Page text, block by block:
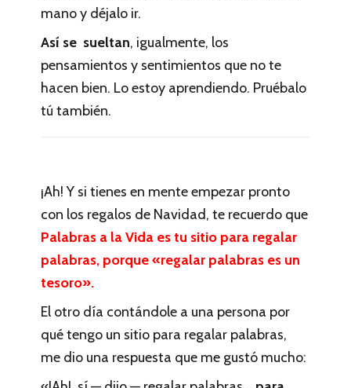
mano y déjalo ir.
Así se sueltan, igualmente, los
pensamientos y sentimientos que no te
hacen bien. Lo estoy aprendiendo. Pruébalo
tú también.
¡Ah! Y si tienes en mente empezar pronto
con los regalos de Navidad, te recuerdo que
Palabras a la Vida es tu sitio para regalar
palabras, porque «regalar palabras es un
tesoro».
El otro día contándole a una persona por
qué tengo un sitio para regalar palabras,
me dio una respuesta que me gustó mucho: